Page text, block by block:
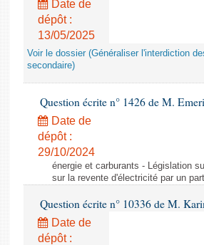
Date de
dépôt :
13/05/2025
Voir le dossier (Généraliser l'interdiction
secondaire)
Question écrite n° 1426 de M.
Date de
dépôt :
29/10/2024
énergie et carburants - Législation
sur la revente d'électricité par un
Question écrite n° 10336 de M.
Date de
dépôt :